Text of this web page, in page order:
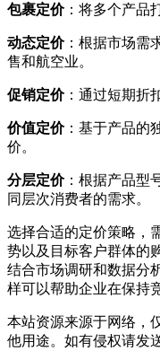
包裹定价：将多个产品
动态定价：根据市场需
售和航空业。
促销定价：通过短期折
价值定价：基于产品的
价。
分层定价：根据产品型
同层次消费者的需求。
选择合适的定价策略，
势以及目标客户群体的
结合市场调研和数据分
样可以帮助企业在保持
本站资源来源于网络，
他用途。如有侵权请发